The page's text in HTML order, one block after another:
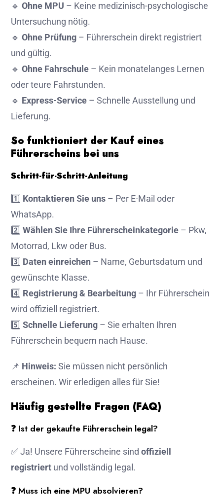
🔹 Ohne MPU – Keine medizinisch-psychologische
Untersuchung nötig.
🔹 Ohne Prüfung – Führerschein direkt registriert
und gültig.
🔹 Ohne Fahrschule – Kein monatelanges Lernen
oder teure Fahrstunden.
🔹 Express-Service – Schnelle Ausstellung und
Lieferung.
So funktioniert der Kauf eines
Führerscheins bei uns
Schritt-für-Schritt-Anleitung
1️⃣ Kontaktieren Sie uns – Per E-Mail oder
WhatsApp.
2️⃣ Wählen Sie Ihre Führerscheinkategorie – Pkw,
Motorrad, Lkw oder Bus.
3️⃣ Daten einreichen – Name, Geburtsdatum und
gewünschte Klasse.
4️⃣ Registrierung & Bearbeitung – Ihr Führerschein
wird offiziell registriert.
5️⃣ Schnelle Lieferung – Sie erhalten Ihren
Führerschein bequem nach Hause.
📌 Hinweis: Sie müssen nicht persönlich
erscheinen. Wir erledigen alles für Sie!
Häufig gestellte Fragen (FAQ)
❓ Ist der gekaufte Führerschein legal?
✅ Ja! Unsere Führerscheine sind offiziell
registriert und vollständig legal.
❓ Muss ich eine MPU absolvieren?